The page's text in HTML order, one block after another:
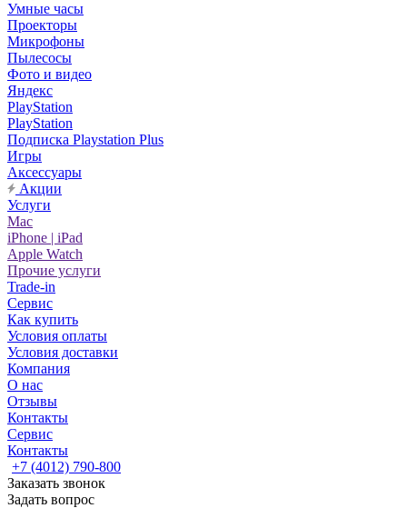
Умные часы
Проекторы
Микрофоны
Пылесосы
Фото и видео
Яндекс
PlayStation
PlayStation
Подписка Playstation Plus
Игры
Аксессуары
Акции
Услуги
Mac
iPhone | iPad
Apple Watch
Прочие услуги
Trade-in
Сервис
Как купить
Условия оплаты
Условия доставки
Компания
О нас
Отзывы
Контакты
Сервис
Контакты
+7 (4012) 790-800
Заказать звонок
Задать вопрос